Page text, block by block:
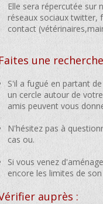
Elle sera répercutée sur
réseaux sociaux twitter,
contact
une
S'il a fugué en partant
un cercle autour de
amis peuvent vous
N'hésitez pas à
cas ou.
Si vous venez
encore les limites de
auprès :